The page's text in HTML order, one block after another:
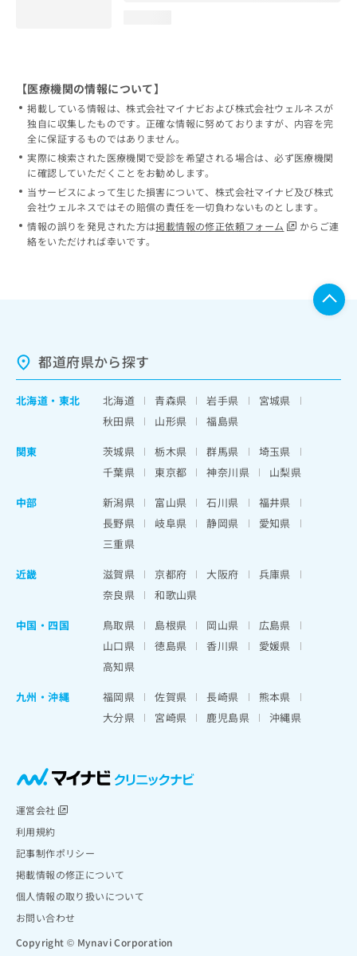
【医療機関の情報について】
掲載している情報は、株式会社マイナビおよび株式会社ウェルネスが
独自に収集したものです。正確な情報に努めておりますが、内容を完
全に保証するものではありません。
実際に検索された医療機関で受診を希望される場合は、必ず医療機関
に確認していただくことをお勧めします。
当サービスによって生じた損害について、株式会社マイナビ及び株式
会社ウェルネスではその賠償の責任を一切負わないものとします。
情報の誤りを発見された方は掲載情報の修正依頼フォーム
からご連
絡をいただければ幸いです。
都道府県から探す
北海道 ・ 東北 北海道 青森県 岩手県
宮城県
秋田県
山形県
福島県
関東
茨城県 栃木県 群馬県
埼玉県
千葉県
東京都 神奈川県
山梨県
中部
新潟県 富山県 石川県
福井県
長野県
岐阜県 静岡県
愛知県
三重県
近畿
滋賀県 京都府 大阪府
兵庫県
奈良県
和歌山県
中国・四国
鳥取県 島根県 岡山県
広島県
山口県
徳島県 香川県
愛媛県
高知県
九州・沖縄
福岡県 佐賀県 長崎県
熊本県
大分県
宮崎県 鹿児島県 沖縄県
運営会社
利用規約
記事制作ポリシー
掲載情報の修正について
個人情報の取り扱いについて
お問い合わせ
Copyright © Mynavi Corporation